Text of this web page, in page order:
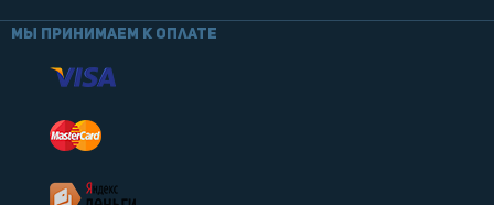
Мы принимаем к оплате